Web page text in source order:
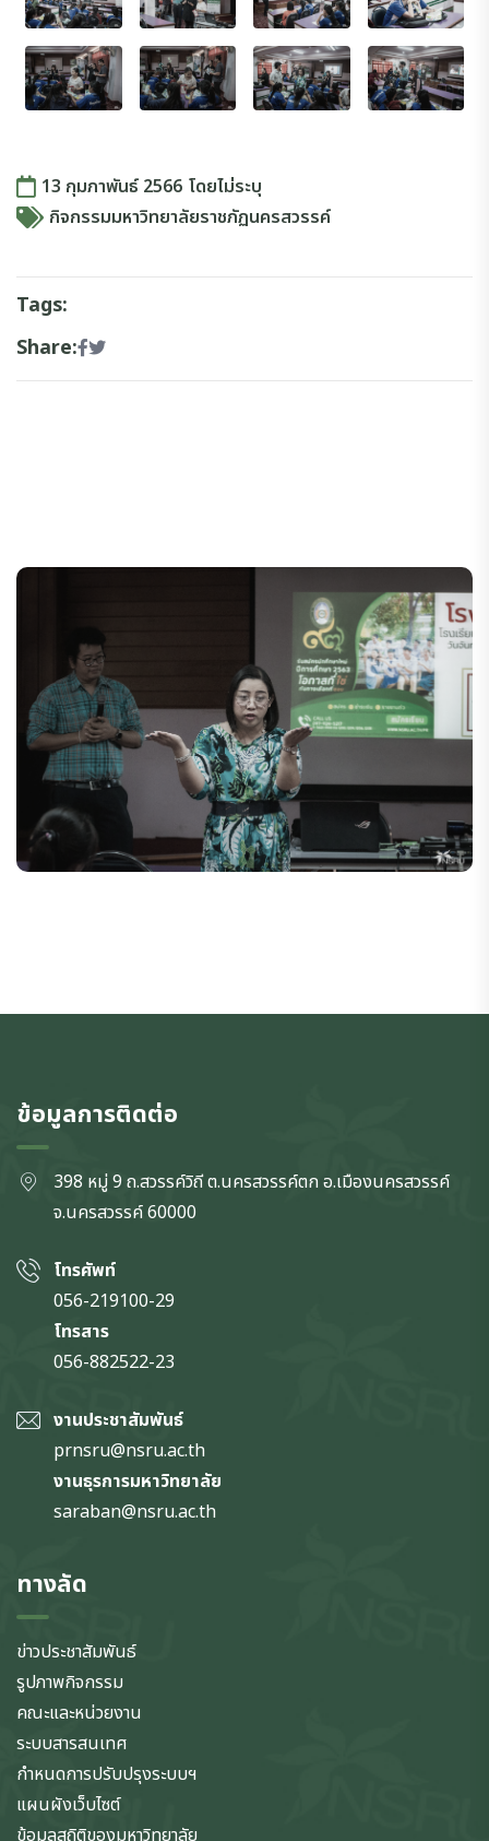
13 กุมภาพันธ์ 2566 โดยไม่ระบุ
กิจกรรมมหาวิทยาลัยราชภัฏนครสวรรค์
Tags:
Share:
ข้อมูลการติดต่อ
398 หมู่ 9 ถ.สวรรค์วิถี ต.นครสวรรค์ตก อ.เมืองนครสวรรค์
จ.นครสวรรค์60000
โทรศัพท์
056-219100-29
โทรสาร
056-882522-23
งานประชาสัมพันธ์
prnsru@nsru.ac.th
งานธุรการมหาวิทยาลัย
saraban@nsru.ac.th
ทางลัด
ข่าวประชาสัมพันธ์
รูปภาพกิจกรรม
คณะและหน่วยงาน
ระบบสารสนเทศ
กำหนดการปรับปรุงระบบฯ
แผนผังเว็บไซต์
ข้อมูลสถิติของมหาวิทยาลัย